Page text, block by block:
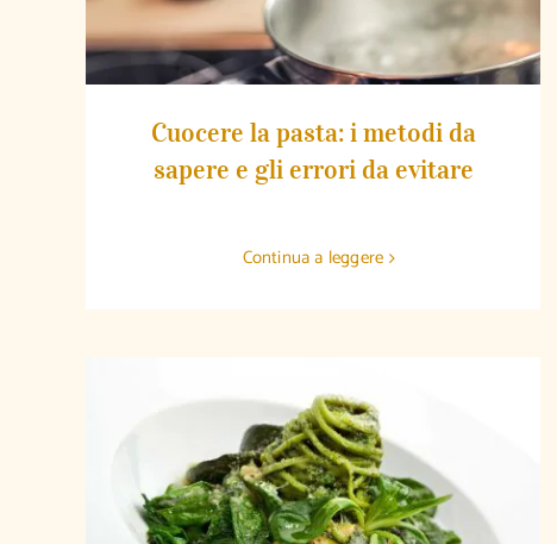
Cuocere la pasta: i metodi da
sapere e gli errori da evitare
Continua a leggere
Pasta e ortaggi… per ogni stagione!